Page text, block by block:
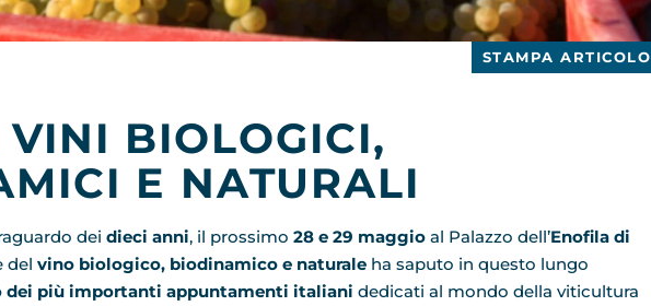
STAMPA ARTICOLO
BIOLOGICI,
E NATURALI
dei dieci anni, il prossimo 28 e 29 maggio al Palazzo dell’Enofila di
del vino biologico, biodinamico e naturale ha saputo in questo lungo
dei più importanti appuntamenti italiani dedicati al mondo della viticultura